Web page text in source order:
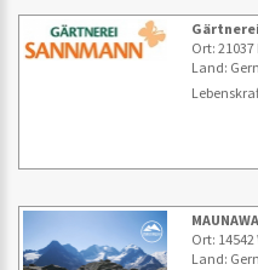
Ort:
Land:
Ort:
Land: